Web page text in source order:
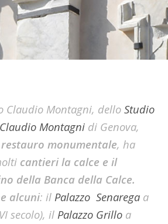
Claudio Montagni, dello Studio
Montagni di Genova,
restauro monumentale, ha
cantieri la calce e il
della Banca della Calce.
alcuni: il Palazzo Senarega a
secolo), il Palazzo Grillo a